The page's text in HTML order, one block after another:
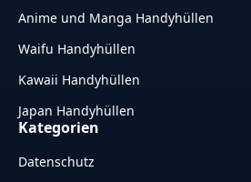
Anime und Manga Handyhüllen
Waifu Handyhüllen
Kawaii Handyhüllen
Japan Handyhüllen
Kategorien
Datenschutz